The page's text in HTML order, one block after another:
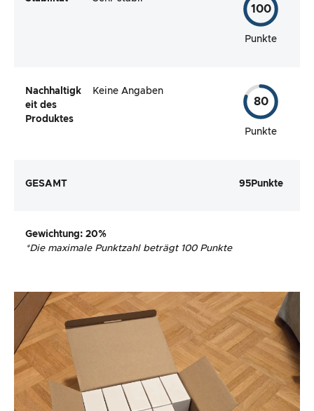
100
Punkte
Nachhaltigk
eit des
Produktes
Keine Angaben
80
Punkte
GESAMT 95Punkte
Gewichtung: 20%
*Die maximale Punktzahl beträgt 100 Punkte